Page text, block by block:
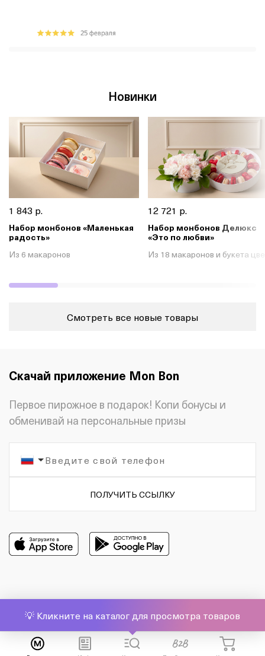
Новинки
1 843 р.
Набор монбонов «Маленькая
радость»
Из 6 макаронов
12 721 р.
Набор монбонов Делюкс
«Это по любви»
Из 18 макаронов и букета
Смотреть все новые товары
Скачай приложение Mon Bon
Первое пирожное в подарок! Копи бонусы и
обменивай на персональные призы
ПОЛУЧИТЬ ССЫЛКУ
💡 Кликните на каталог для просмотра товаров